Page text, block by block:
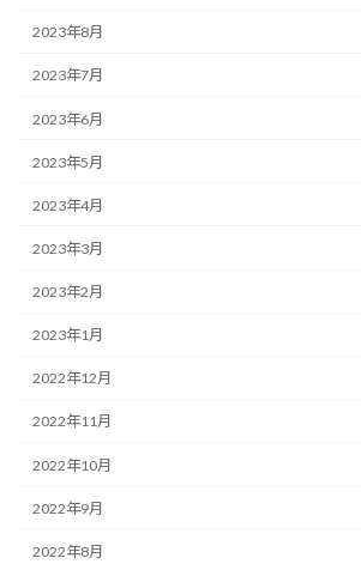
2023年8月
2023年7月
2023年6月
2023年5月
2023年4月
2023年3月
2023年2月
2023年1月
2022年12月
2022年11月
2022年10月
2022年9月
2022年8月